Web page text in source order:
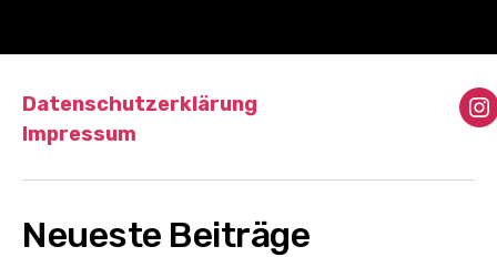
Beiträge
Datenschutzerklärung
Impressum
Neueste Beiträge